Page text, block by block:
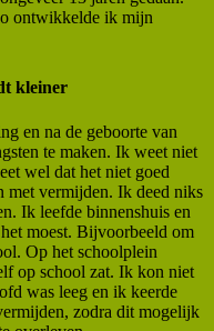
ontwikkelde ik mijn
kleiner
en na de geboorte van
te maken. Ik weet niet
wel dat het niet goed
met vermijden. Ik deed niks
Ik leefde binnenshuis en
moest. Bijvoorbeeld om
Op het schoolplein
op school zat. Ik kon niet
was leeg en ik keerde
zodra dit mogelijk